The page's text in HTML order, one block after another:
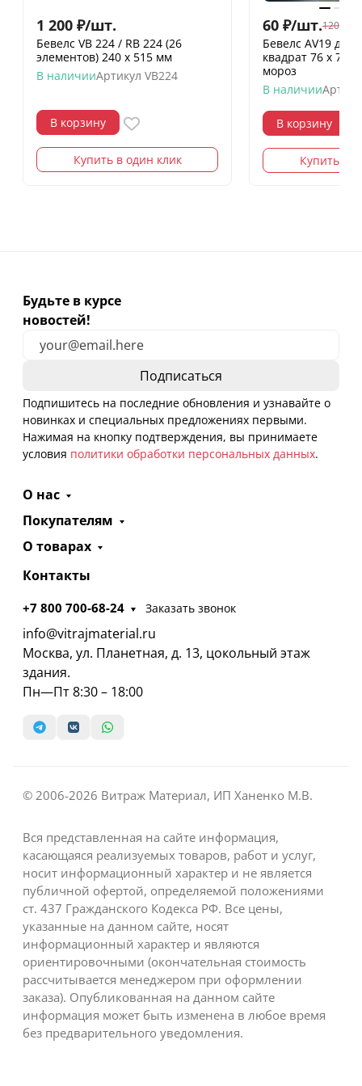
1 200 ₽/шт.
Бевелс VB 224 / RB 224 (26
элементов) 240 х 515 мм
В наличииАртикул VB224
В корзину
Купить в один клик
60 ₽/шт.120
Бевелс AV19
квадрат 76 х 76
мороз
В наличии
В корзину
Купить в
Будьте в курсе
новостей!
Подпишитесь на последние обновления и узнавайте о
новинках и специальных предложениях первыми.
Нажимая на кнопку подтверждения, вы принимаете
условия политики обработки персональных данных.
О нас
Покупателям
О товарах
Контакты
+7 800 700-68-24 Заказать звонок
info@vitrajmaterial.ru
Москва, ул. Планетная, д. 13, цокольный этаж
здания.
Пн—Пт 8:30 – 18:00
© 2006-2026 Витраж Материал, ИП Ханенко М.В.
Вся представленная на сайте информация,
касающаяся реализуемых товаров, работ и услуг,
носит информационный характер и не является
публичной офертой, определяемой положениями
ст. 437 Гражданского Кодекса РФ. Все цены,
указанные на данном сайте, носят
информационный характер и являются
ориентировочными (окончательная стоимость
рассчитывается менеджером при оформлении
заказа). Опубликованная на данном сайте
информация может быть изменена в любое время
без предварительного уведомления.